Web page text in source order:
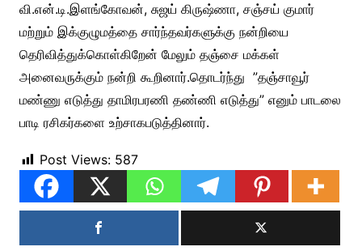
வி.என்.டி.இளங்கோவன், சுஜய் கிருஷ்ணா, சஞ்சய் குமார்
மற்றும் இக்குழுமத்தை சார்ந்தவர்களுக்கு நன்றியை
தெரிவித்துக்கொள்கிறேன் மேலும் தஞ்சை மக்கள்
அனைவருக்கும் நன்றி கூறினார்.தொடர்ந்து ”தஞ்சாவூர்
மண்ணு எடுத்து தாமிரபரணி தண்ணி எடுத்து” எனும் பாடலை
பாடி ரசிகர்களை உற்சாகபடுத்தினார்.
Post Views: 587